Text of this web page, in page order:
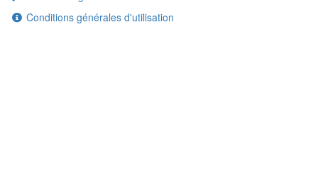
Conditions générales d'utilisation